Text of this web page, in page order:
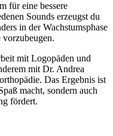
für eine bessere
Sounds erzeugst du
in der Wachstumsphase
vorzubeugen.
mit Logopäden und
mit Dr. Andrea
Das Ergebnis ist
macht, sondern auch
fördert.